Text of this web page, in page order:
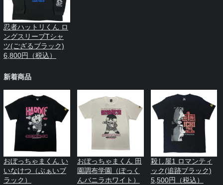
忍者ハットリくん ロ
ングスリーブTシャ
ツ(ござるブラック)
6,800円（税込）
新着商品
おぼっちゃまくん い
いなけつ（ぶぁいブ
ラック）
おぼっちゃまくん 田
園調布学園（ぽっく
んバニラホワイト）
殺し屋1 ロマンティ
ック(追跡ブラック)
5,500円（税込）